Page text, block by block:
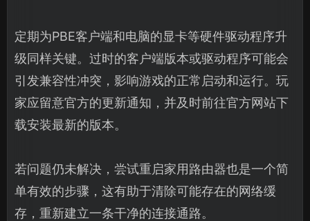
定期为PBE客户端和电脑的显卡等硬件驱动程序升
级同样关键。过时的客户端版本或驱动程序可能会
引发兼容性冲突，影响游戏的正常启动和运行。玩
家应留意官方的更新通知，并及时前往官方网站下
载安装最新的版本。
若问题仍未解决，尝试重启家用路由器也是一个简
单有效的步骤，这有助于清除可能存在的网络缓
存，重新建立一条干净的连接通路。